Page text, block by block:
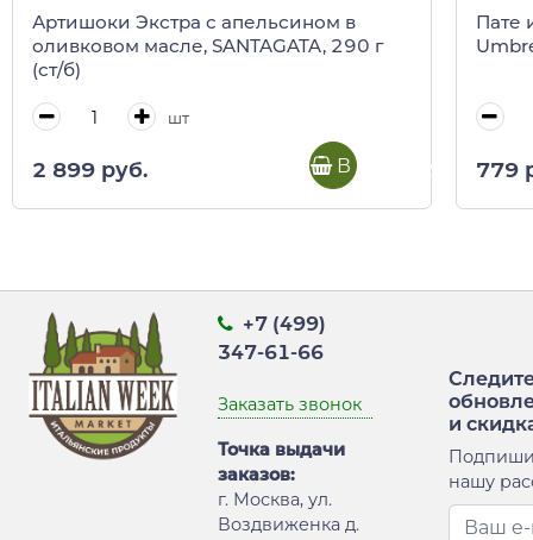
Артишоки Экстра с апельсином в
оливковом масле, SANTAGATA, 290 г
(ст/б)
шт
2 899 руб. В корзину
Пате
779
+7 (499)
347-61-66
Заказать звонок
Точка выдачи
заказов:
г. Москва, ул.
Воздвиженка д.
и
нашу